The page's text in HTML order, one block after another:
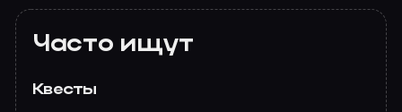
Часто ищут
Квесты